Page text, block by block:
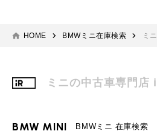
HOME BMWミニ在庫検索 ミ
ミニの中古車専門店
BMW MINI BMWミニ 在庫検索